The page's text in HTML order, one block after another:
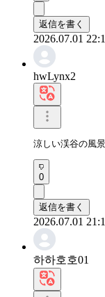
返信を書く
2026.07.01
hwLynx2
涼しい渓谷の風
0
返信を書く
2026.07.01
하하호호01